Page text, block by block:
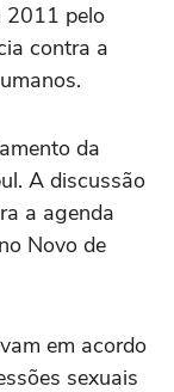
2011 pelo
contra a
da
A discussão
a agenda
Novo de
em acordo
sexuais